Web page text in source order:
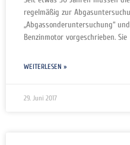
regelmäßig zur
„Abgassonderuntersuchung“
Benzinmotor vorgeschrieben. Sie
WEITERLESEN »
29. Juni 2017